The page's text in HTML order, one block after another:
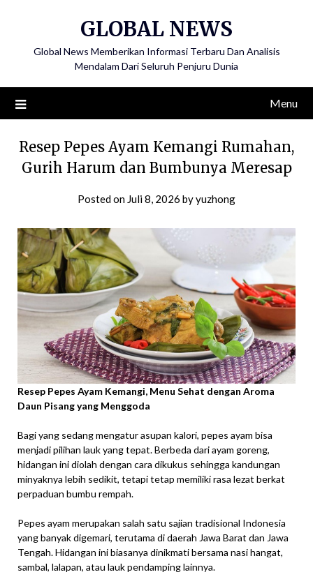
GLOBAL NEWS
Global News Memberikan Informasi Terbaru Dan Analisis
Mendalam Dari Seluruh Penjuru Dunia
Menu
Resep Pepes Ayam Kemangi Rumahan,
Gurih Harum dan Bumbunya Meresap
Posted on Juli 8, 2026 byyuzhong
Resep Pepes Ayam Kemangi, Menu Sehat dengan Aroma
Daun Pisang yang Menggoda
Bagi yang sedang mengatur asupan kalori, pepes ayam bisa
menjadi pilihan lauk yang tepat. Berbeda dari ayam goreng,
hidangan ini diolah dengan cara dikukus sehingga kandungan
minyaknya lebih sedikit, tetapi tetap memiliki rasa lezat berkat
perpaduan bumbu rempah.
Pepes ayam merupakan salah satu sajian tradisional Indonesia
yang banyak digemari, terutama di daerah Jawa Barat dan Jawa
Tengah. Hidangan ini biasanya dinikmati bersama nasi hangat,
sambal, lalapan, atau lauk pendamping lainnya.